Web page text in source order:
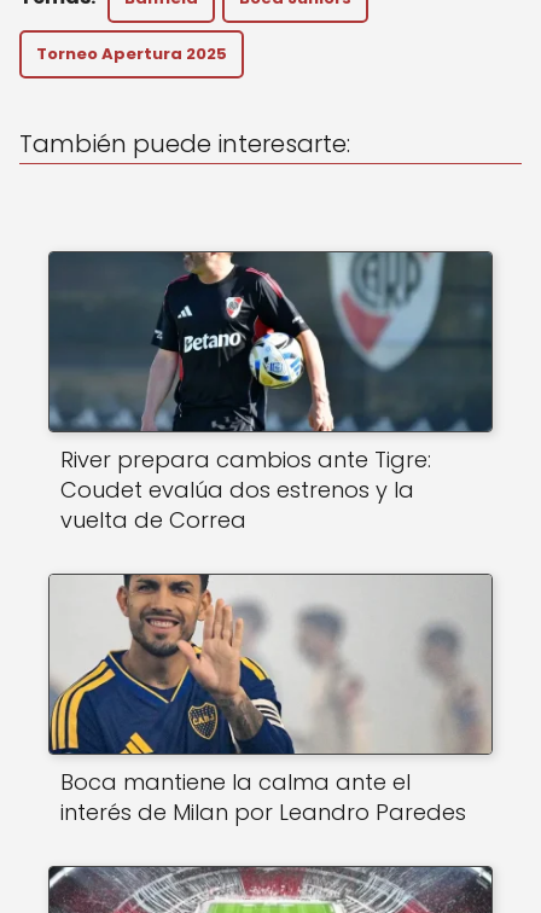
ts
A
p
e
b
o
k
l
Torneo Apertura 2025
También puede interesarte:
River prepara cambios ante Tigre:
Coudet evalúa dos estrenos y la
vuelta de Correa
Boca mantiene la calma ante el
interés de Milan por Leandro Paredes